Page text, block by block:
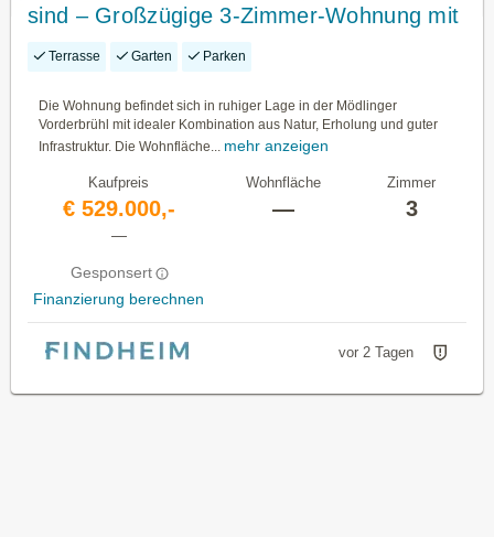
sind – Großzügige 3-Zimmer-Wohnung mit
Süd-West-Terrasse, Schwimmbad & Sauna
Terrasse Garten Parken
Die Wohnung befindet sich in ruhiger Lage in der Mödlinger
Vorderbrühl mit idealer Kombination aus Natur, Erholung und guter
Infrastruktur. Die Wohnfläche... mehr anzeigen
Kaufpreis
€ 529.000,-
—
Gesponsert
Finanzierung berechnen
Wohnfläche
—
Zimmer
3
vor 2 Tagen